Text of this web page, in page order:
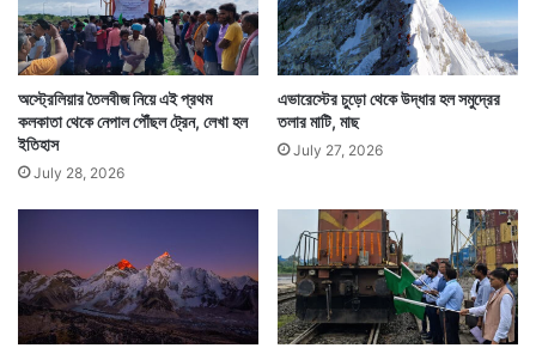
প
লা
ত
র
স্বা
না
তে
গি
বে
রি
য়ে
ল
০
০
ব
অস্ট্রেলিয়ার তৈলবীজ নিয়ে এই প্রথম
কলকাতা থেকে নেপাল পৌঁছল ট্রেন, লেখা হল
ইতিহাস
July 28, 2026
এভারেস্টের চুড়ো থেকে উদ্ধার হল সমুদ্রের
তলার মাটি, মাছ
July 27, 2026